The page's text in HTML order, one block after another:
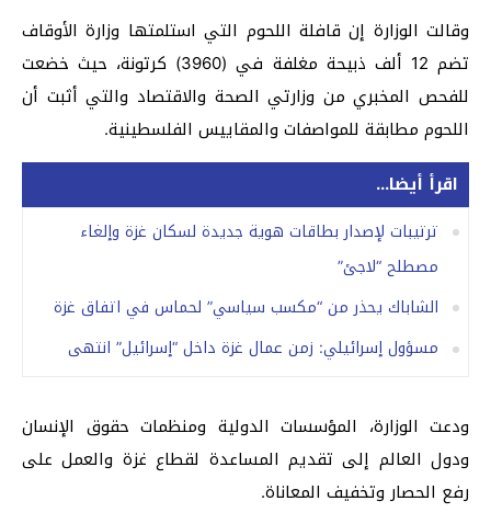
وقالت الوزارة إن قافلة اللحوم التي استلمتها وزارة الأوقاف
تضم 12 ألف ذبيحة مغلفة في (3960) كرتونة، حيث خضعت
للفحص المخبري من وزارتي الصحة والاقتصاد والتي أثبت أن
اللحوم مطابقة للمواصفات والمقاييس الفلسطينية.
اقرأ أيضا...
ترتيبات لإصدار بطاقات هوية جديدة لسكان غزة وإلغاء
مصطلح “لاجئ”
الشاباك يحذر من “مكسب سياسي” لحماس في اتفاق غزة
مسؤول إسرائيلي: زمن عمال غزة داخل “إسرائيل” انتهى
ودعت الوزارة، المؤسسات الدولية ومنظمات حقوق الإنسان
ودول العالم إلى تقديم المساعدة لقطاع غزة والعمل على
رفع الحصار وتخفيف المعاناة.